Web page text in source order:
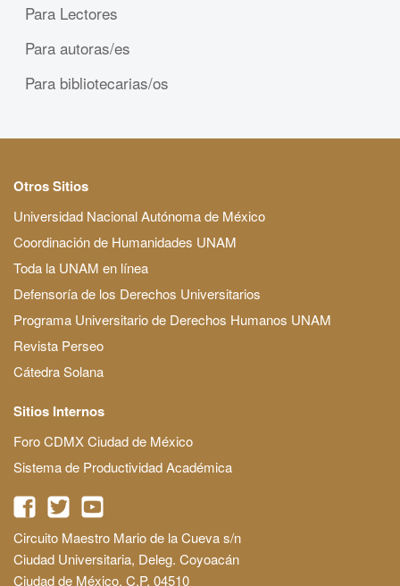
Para Lectores
Para autoras/es
Para bibliotecarias/os
Otros Sitios
Universidad Nacional Autónoma de México
Coordinación de Humanidades UNAM
Toda la UNAM en línea
Defensoría de los Derechos Universitarios
Programa Universitario de Derechos Humanos UNAM
Revista Perseo
Cátedra Solana
Sitios Internos
Foro CDMX Ciudad de México
Sistema de Productividad Académica
Circuito Maestro Mario de la Cueva s/n
Ciudad Universitaria, Deleg. Coyoacán
Ciudad de México, C.P. 04510